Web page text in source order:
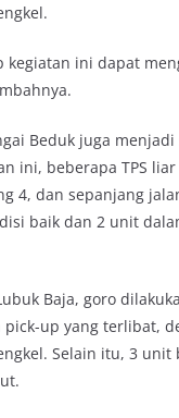
kegiatan ini dapat
Beduk juga
ini, beberapa TPS
4, dan sepanjang
baik dan 2 unit
Baja, goro
up yang terlibat,
Selain itu, 3